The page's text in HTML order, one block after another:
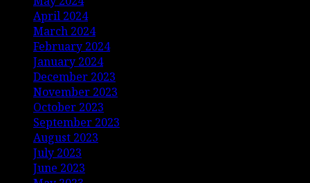
April 2024
March 2024
February 2024
January 2024
December 2023
November 2023
October 2023
September 2023
August 2023
July 2023
June 2023